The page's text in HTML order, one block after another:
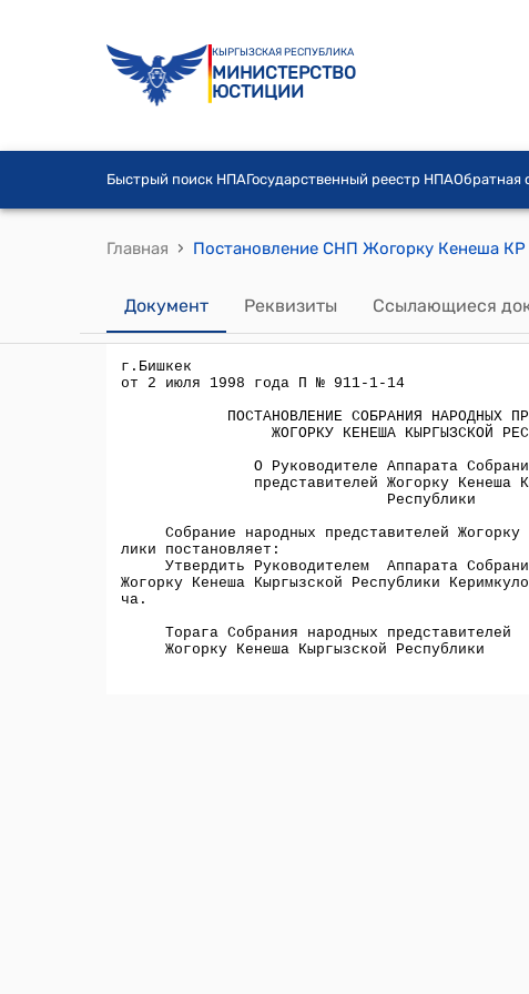
КЫРГЫЗСКАЯ РЕСПУБЛИКА
МИНИСТЕРСТВО
ЮСТИЦИИ
Быстрый поиск НПАГосударственный реестр НПАОбратная
Главная ›
Документ Реквизиты Ссылающиеся